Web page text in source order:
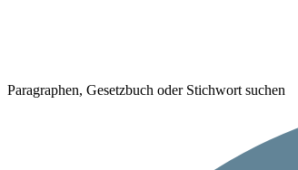
Paragraphen, Gesetzbuch oder Stichwort suchen